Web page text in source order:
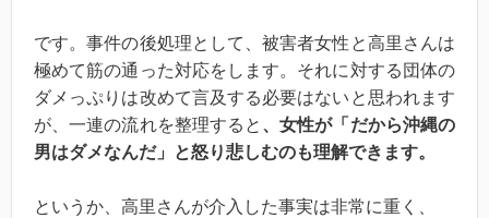
です。事件の後処理として、被害者女性と高里さんは
極めて筋の通った対応をします。それに対する団体の
ダメっぷりは改めて言及する必要はないと思われます
が、一連の流れを整理すると 、女性が「だから沖縄の
男はダメなんだ」と怒り悲しむのも理解できます。
というか、高里さんが介入した事実は非常に重く、